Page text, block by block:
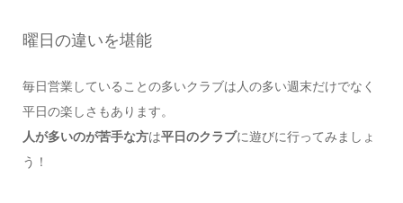
曜日の違いを堪能
毎日営業していることの多いクラブは人の多い週末だけでなく
平日の楽しさもあります。
人が多いのが苦手な方は平日のクラブに遊びに行ってみましょ
う！